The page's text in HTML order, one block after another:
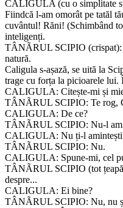
CALIGULA (cu o simplitate
Fiindcă l-am omorât pe tatăl
cuvântul! Răni! (Schimbând
inteligenți.
TÂNÃRUL SCIPIO (crispat):
natură.
Caligula s-așază, se uită la
trage cu forța la picioarele
CALIGULA: Citește-mi și
TÂNÃRUL SCIPIO: Te rog,
CALIGULA: De ce?
TÂNÃRUL SCIPIO: Nu-l am
CALIGULA: Nu ți-l
TÂNÃRUL SCIPIO: Nu.
CALIGULA: Spune-mi, cel
TÂNÃRUL SCIPIO (tot
despre...
CALIGULA: Ei bine?
TÂNÃRUL SCIPIO: Nu, nu